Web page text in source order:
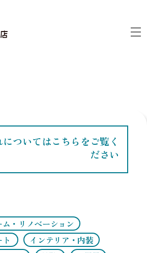
ついてはこちらをご覧く
ださい
・リノベーション
インテリア・内装